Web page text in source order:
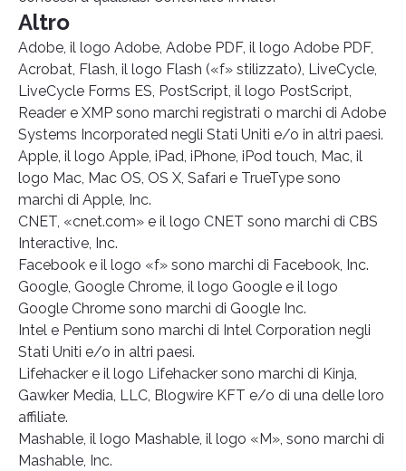
Altro
Adobe, il logo Adobe, Adobe PDF, il logo Adobe PDF,
Acrobat, Flash, il logo Flash («f» stilizzato), LiveCycle,
LiveCycle Forms ES, PostScript, il logo PostScript,
Reader e XMP sono marchi registrati o marchi di Adobe
Systems Incorporated negli Stati Uniti e/o in altri paesi.
Apple, il logo Apple, iPad, iPhone, iPod touch, Mac, il
logo Mac, Mac OS, OS X, Safari e TrueType sono
marchi di Apple, Inc.
CNET, «cnet.com» e il logo CNET sono marchi di CBS
Interactive, Inc.
Facebook e il logo «f» sono marchi di Facebook, Inc.
Google, Google Chrome, il logo Google e il logo
Google Chrome sono marchi di Google Inc.
Intel e Pentium sono marchi di Intel Corporation negli
Stati Uniti e/o in altri paesi.
Lifehacker e il logo Lifehacker sono marchi di Kinja,
Gawker Media, LLC, Blogwire KFT e/o di una delle loro
affiliate.
Mashable, il logo Mashable, il logo «M», sono marchi di
Mashable, Inc.